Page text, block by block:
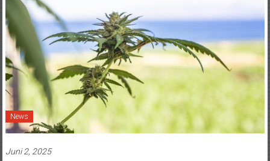
News
Juni 2, 2025